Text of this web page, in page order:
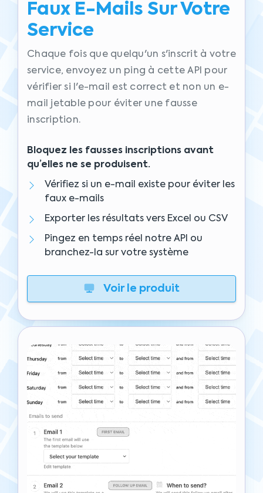
Faux E-Mails Sur Votre
Service
Chaque fois que quelqu'un s'inscrit à votre
service, envoyez un ping à cette API pour
vérifier si l'e-mail est correct et non un e-
mail jetable pour éviter une fausse
inscription.
Bloquez les fausses inscriptions avant
qu’elles ne se produisent.
Vérifiez si un e-mail existe pour éviter les
faux e-mails
Exporter les résultats vers Excel ou CSV
Pingez en temps réel notre API ou
branchez-la sur votre système
Voir le produit